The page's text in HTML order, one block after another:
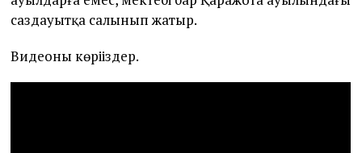
саздауытқа салынып жатыр.
Видеоны көріңіздер.